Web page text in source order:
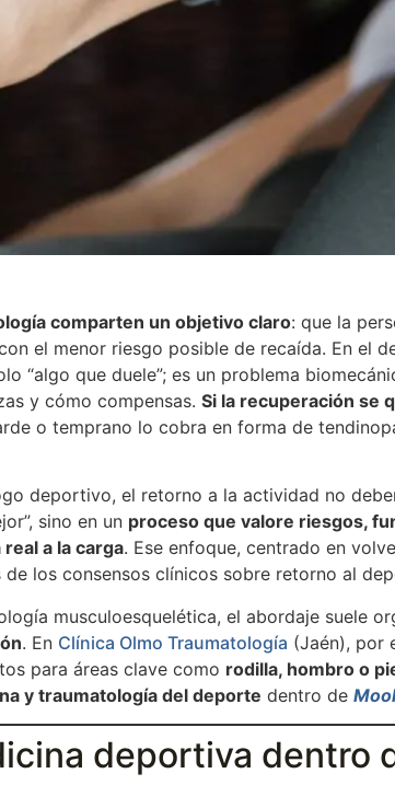
comparten un objetivo claro: que la
el menor riesgo posible de recaída. En el
“algo que duele”; es un problema
y cómo compensas.Si la recuperación se
o temprano lo cobra en forma de
deportivo, el retorno a la actividad no
sino en un proceso que valore riesgos,
a la carga. Ese enfoque, centrado en
los consensos clínicos sobre retorno al
musculoesquelética, el abordaje suele
. En Clínica Olmo Traumatología (Jaén), por
para áreas clave como rodilla, hombro o
y traumatología del deporte dentro de
deportiva dentro